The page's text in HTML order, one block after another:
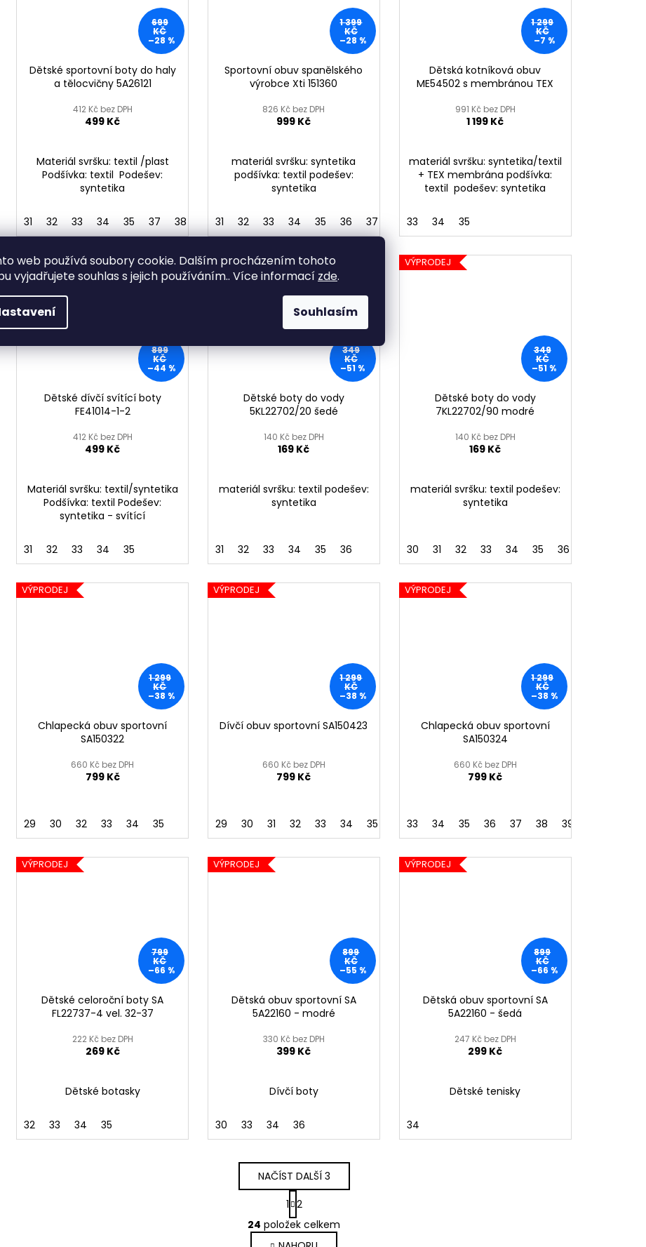
web používá soubory cookie. Dalším procházením tohoto
vyjadřujete souhlas s jejich používáním.. Více informací zde.
Souhlasím
699
KČ
–28 %
Dětské sportovní boty do haly
a tělocvičny 5A26121
412 Kč bez DPH
499 Kč
Materiál svršku: textil /plast
Podšívka: textil Podešev:
syntetika
31 32 33 34 35 37 38
1 399
KČ
–28 %
Sportovní obuv spanělského
výrobce Xti 151360
826 Kč bez DPH
999 Kč
materiál svršku: syntetika
podšívka: textil podešev:
syntetika
31 32 33 34 35 36 37
1 299
KČ
–7 %
Dětská kotníková obuv
ME54502 s membránou TEX
991 Kč bez DPH
1 199 Kč
materiál svršku: syntetika/textil
+ TEX membrána podšívka:
textil podešev: syntetika
33 34 35
VÝPRODEJ
899
KČ
–44 %
Dětské dívčí svítící boty
FE41014-1-2
412 Kč bez DPH
499 Kč
Materiál svršku: textil/syntetika
Podšívka: textil Podešev:
syntetika - svítící
31 32 33 34 35
VÝPRODEJ
349
KČ
–51 %
Dětské boty do vody
5KL22702/20 šedé
140 Kč bez DPH
169 Kč
materiál svršku: textil podešev:
syntetika
31 32 33 34 35 36
VÝPRODEJ
349
KČ
–51 %
Dětské boty do vody
7KL22702/90 modré
140 Kč bez DPH
169 Kč
materiál svršku: textil podešev:
syntetika
30 31 32 33 34 35 36
VÝPRODEJ
1 299
KČ
–38 %
Chlapecká obuv sportovní
SA150322
660 Kč bez DPH
799 Kč
29 30 32 33 34 35
VÝPRODEJ
1 299
KČ
–38 %
Dívčí obuv sportovní SA150423
660 Kč bez DPH
799 Kč
29 30 31 32 33 34 35
VÝPRODEJ
1 299
KČ
–38 %
Chlapecká obuv sportovní
SA150324
660 Kč bez DPH
799 Kč
33 34 35 36 37 38 39
VÝPRODEJ
799
KČ
–66 %
Dětské celoroční boty SA
FL22737-4 vel. 32-37
222 Kč bez DPH
269 Kč
Dětské botasky
32 33 34 35
VÝPRODEJ
899
KČ
–55 %
Dětská obuv sportovní SA
5A22160 - modré
330 Kč bez DPH
399 Kč
Dívčí boty
30 33 34 36
VÝPRODEJ
899
KČ
–66 %
Dětská obuv sportovní SA
5A22160 - šedá
247 Kč bez DPH
299 Kč
Dětské tenisky
34
O
v
NAČÍST DALŠÍ 3
S
t
r
á
1 2
24 položek celkem